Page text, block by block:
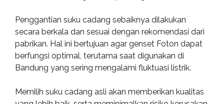
Penggantian suku cadang sebaiknya dilakukan
secara berkala dan sesuai dengan rekomendasi dari
pabrikan. Hal ini bertujuan agar genset Foton dapat
berfungsi optimal, terutama saat digunakan di
Bandung yang sering mengalami fluktuasi listrik.
Memilih suku cadang asli akan memberikan kualitas